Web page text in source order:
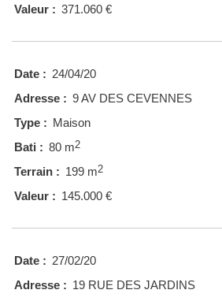
Valeur : 371.060 €
Date : 24/04/20
Adresse : 9 AV DES CEVENNES
Type : Maison
Bati : 80 m2
Terrain : 199 m2
Valeur : 145.000 €
Date : 27/02/20
Adresse : 19 RUE DES JARDINS